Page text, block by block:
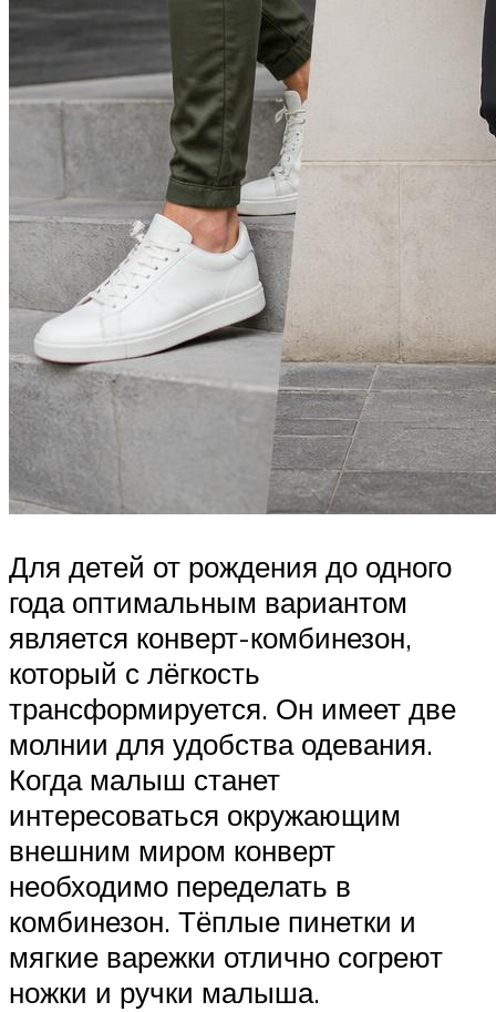
Для детей от рождения до одного
года оптимальным вариантом
является конверт-комбинезон,
который с лёгкость
трансформируется. Он имеет две
молнии для удобства одевания.
Когда малыш станет
интересоваться окружающим
внешним миром конверт
необходимо переделать в
комбинезон. Тёплые пинетки и
мягкие варежки отлично согреют
ножки и ручки малыша.